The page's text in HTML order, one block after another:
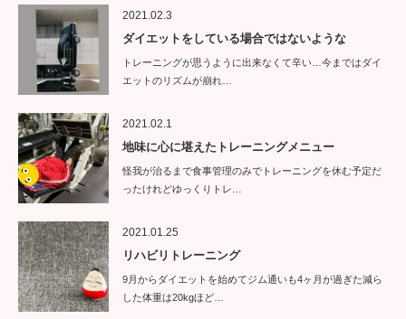
2021.02.3
ダイエットをしている場合ではないような
トレーニングが思うように出来なくて辛い…今まではダイ
エットのリズムが崩れ…
2021.02.1
地味に心に堪えたトレーニングメニュー
怪我が治るまで食事管理のみでトレーニングを休む予定だ
ったけれどゆっくりトレ…
2021.01.25
リハビリトレーニング
9月からダイエットを始めてジム通いも4ヶ月が過ぎた減ら
した体重は20kgほど…